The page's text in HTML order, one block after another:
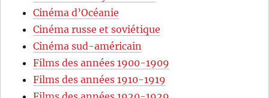
Cinéma d’Océanie
Cinéma russe et soviétique
Cinéma sud-américain
Films des années 1900-1909
Films des années 1910-1919